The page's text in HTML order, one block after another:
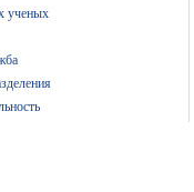
ученых